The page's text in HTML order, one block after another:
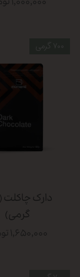
۱,۰۰۰,۰۰۰ تومان
گرمی)
۱,۶۵۰,۰۰۰ تومان